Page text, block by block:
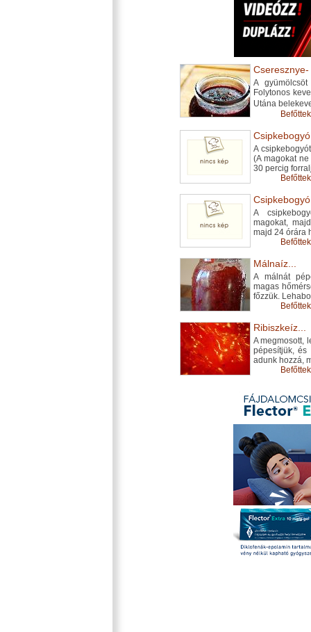
A
Folytonos
Utána
A
(A magokat
30 percig
A
magokat,
majd 24 órára
Málnaíz...
A málnát
magas
főzzük.
Ribiszkeíz...
A megmosott,
pépesítjük, és
adunk hozzá,